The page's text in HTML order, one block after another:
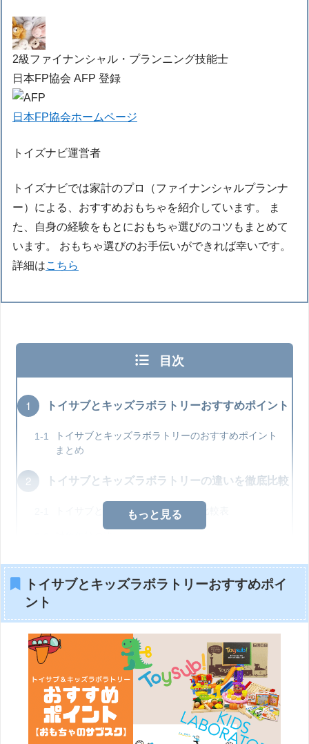
2級ファイナンシャル・プランニング技能士
日本FP協会 AFP 登録
日本FP協会ホームページ
トイズナビ運営者
トイズナビでは家計のプロ（ファイナンシャルプランナ
ー）による、おすすめおもちゃを紹介しています。 ま
た、自身の経験をもとにおもちゃ選びのコツもまとめて
います。 おもちゃ選びのお手伝いができれば幸いです。
詳細はこちら
目次
トイサブとキッズラボラトリーおすすめポイント
トイサブとキッズラボラトリーのおすすめポイント
まとめ
トイサブとキッズラボラトリーの違いを徹底比較
トイサブとキッズラボラトリー｜比較表
料金プラン＆送料の違い
おもちゃの数の違い
まとめ
もっと見る
トイサブとキッズラボラトリーおすすめポイ
ント